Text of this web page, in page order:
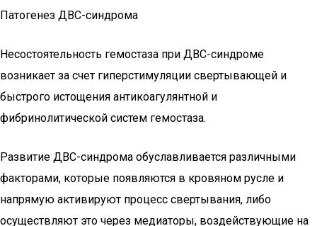
Патогенез ДВС-синдрома
Несостоятельность гемостаза при ДВС-синдроме
возникает за счет гиперстимуляции свертывающей и
быстрого истощения антикоагулянтной и
фибринолитической систем гемостаза.
Развитие ДВС-синдрома обуславливается различными
факторами, которые появляются в кровяном русле и
напрямую активируют процесс свертывания, либо
осуществляют это через медиаторы, воздействующие на